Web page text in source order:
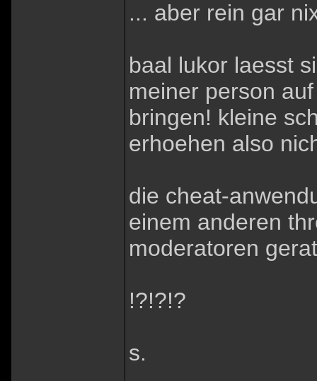
... aber rein gar
baal lukor laesst
meiner person
bringen! kleine
erhoehen also
die cheat-
einem anderen
moderatoren
!?!?!?
s.